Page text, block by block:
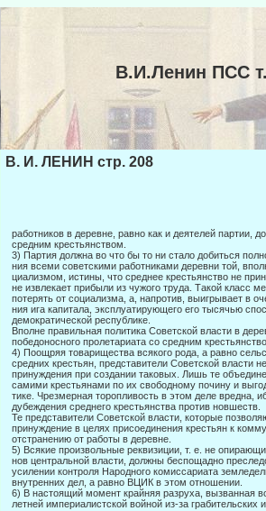
В.И.Ленин ПСС
В. И. ЛЕНИН стр. 208
работников в деревне, равно как и деятелей партии,
средним крестьянством.
3) Партия должна во что бы то ни стало добиться
ния всеми советскими работниками деревни той,
циализмом, истины, что среднее крестьянство не
не извлекает прибыли из чужого труда. Такой класс
потерять от социализма, а, напротив, выигрывает в
ния ига капитала, эксплуатирующего его тысячью
демократической республике.
Вполне правильная политика Советской власти в
победоносного пролетариата со средним
4) Поощряя товарищества всякого рода, а равно
средних крестьян, представители Советской власти
принуждения при создании таковых. Лишь те
самими крестьянами по их свободному почину и
тике. Чрезмерная торопливость в этом деле вредна,
дубеждения среднего крестьянства против новшеств.
Те представители Советской власти, которые
принуждение в целях присоединения крестьян к
отстранению от работы в деревне.
5) Всякие произвольные реквизиции, т. е. не
нов центральной власти, должны беспощадно
усилении контроля Народного комиссариата
внутренних дел, а равно ВЦИК в этом отношении.
6) В настоящий момент крайняя разруха, вызванная
летней империалистской войной из-за грабительских